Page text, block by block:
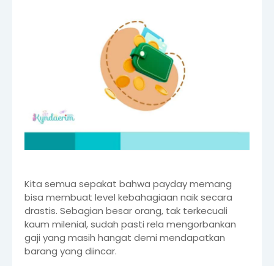
Kita semua sepakat bahwa payday memang
bisa membuat level kebahagiaan naik secara
drastis. Sebagian besar orang, tak terkecuali
kaum milenial, sudah pasti rela mengorbankan
gaji yang masih hangat demi mendapatkan
barang yang diincar.